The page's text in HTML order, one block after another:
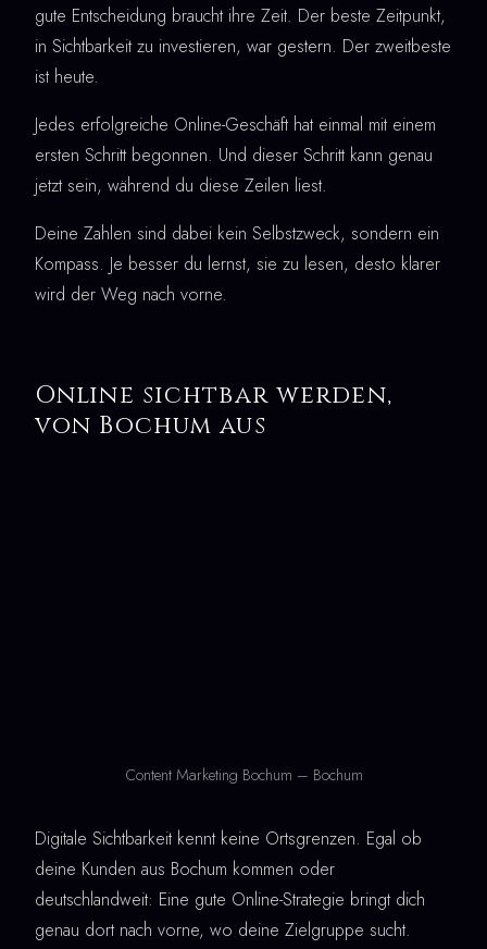
gute Entscheidung braucht ihre Zeit. Der beste Zeitpunkt,
in Sichtbarkeit zu investieren, war gestern. Der zweitbeste
ist heute.
Jedes erfolgreiche Online-Geschäft hat einmal mit einem
ersten Schritt begonnen. Und dieser Schritt kann genau
jetzt sein, während du diese Zeilen liest.
Deine Zahlen sind dabei kein Selbstzweck, sondern ein
Kompass. Je besser du lernst, sie zu lesen, desto klarer
wird der Weg nach vorne.
Online sichtbar werden,
von Bochum aus
Content Marketing Bochum – Bochum
Digitale Sichtbarkeit kennt keine Ortsgrenzen. Egal ob
deine Kunden aus Bochum kommen oder
deutschlandweit: Eine gute Online-Strategie bringt dich
genau dort nach vorne, wo deine Zielgruppe sucht.